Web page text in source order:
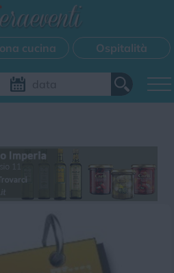
cucina Ospitalità
EVENTI
Tutti gli eventi Mappa
EVENTI